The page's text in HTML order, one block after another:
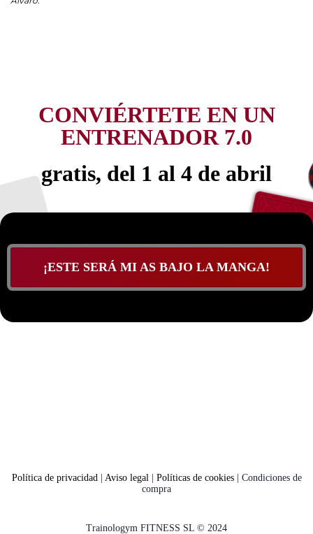
CONVIÉRTETE EN UN
ENTRENADOR 7.0
gratis, del 1 al 4 de abril
¡ESTE SERÁ MI AS BAJO LA MANGA!
Política de privacidad| Aviso legal| Políticas de cookies| Condiciones de
compra
Trainologym FITNESS SL © 2024